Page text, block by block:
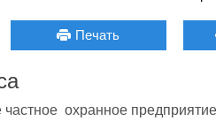
Печать
охранное